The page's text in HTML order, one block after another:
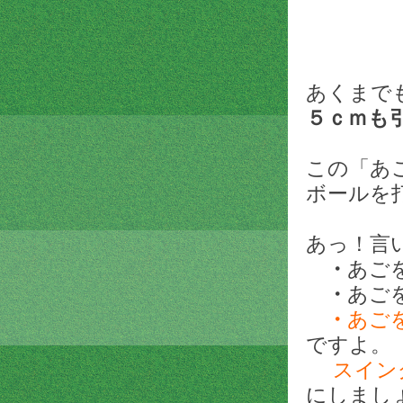
あくまで
５ｃｍも
この「あ
ボールを
あっ！言
・ あご
・ あご
・ あご
ですよ。
スイ
にしまし